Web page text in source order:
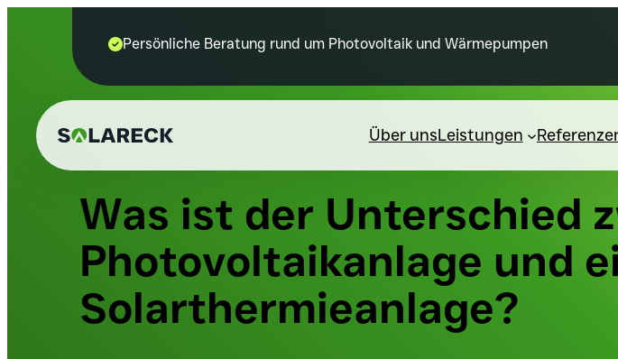
Persönliche Beratung rund um Photovoltaik und Wärmepumpen
Über unsLeistungen
Was ist der Unterschied
Photovoltaikanlage und
Solarthermieanlage?